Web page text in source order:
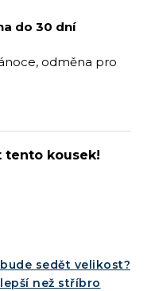
do 30 dní
odměna pro
tento kousek!
sedět velikost?
než stříbro